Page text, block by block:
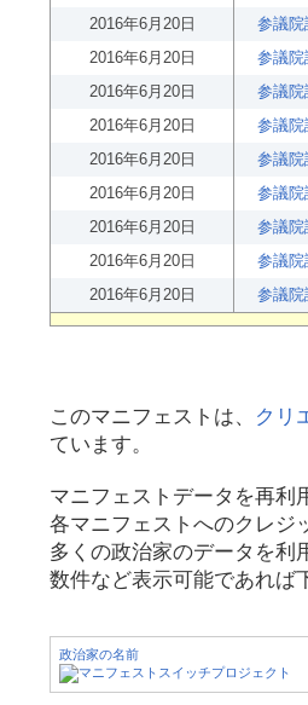
2016年6月20日
参議院
2016年6月20日
参議院
2016年6月20日
参議院
2016年6月20日
参議院
2016年6月20日
参議院
2016年6月20日
参議院
2016年6月20日
参議院
2016年6月20日
参議院
2016年6月20日
参議院
このマニフェストは、 クリ
ています。
マニフェストデータを再利
各マニフェストへのクレジ
多くの政治家のデータを利
数件など表示可能であれば
政治家の名前